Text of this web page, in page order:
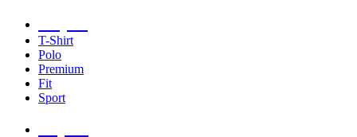
T-Shirt
Polo
Premium
Fit
Sport